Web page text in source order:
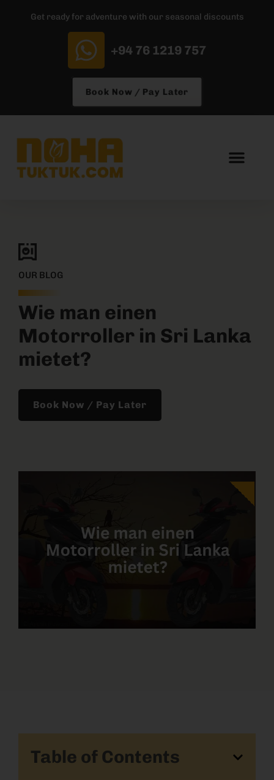
Get ready for adventure with our seasonal discounts
+94 76 1219 757
Book Now / Pay Later
OUR BLOG
Wie man einen
Motorroller in Sri Lanka
mietet?
Book Now / Pay Later
Table of Contents